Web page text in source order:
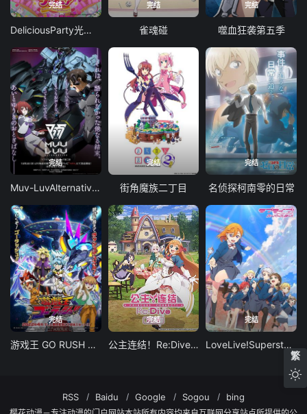
完结
DeliciousParty光之美少女
完结
雀魂碰
完结
噬血狂袭第五季
完结
Muv-LuvAlternative第二季
完结
街角魔族二丁目
完结
名侦探柯南零的日常
完结
游戏王 GO RUSH ！！
完结
公主连结！Re:Dive第二季
完结
LoveLive!Superstar!!第二季
繁
RSS Baidu Google Sogou bing